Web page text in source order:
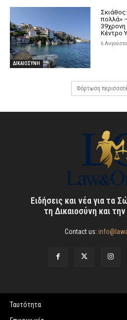
ΔΙΚΑΙΟΣΥΝΗ
πολλά»
Κέντρο
6
Φόρτωση
Ειδήσεις και νέα για τα
τη Δικαιοσύνη και
Contact us:
Ταυτότητα